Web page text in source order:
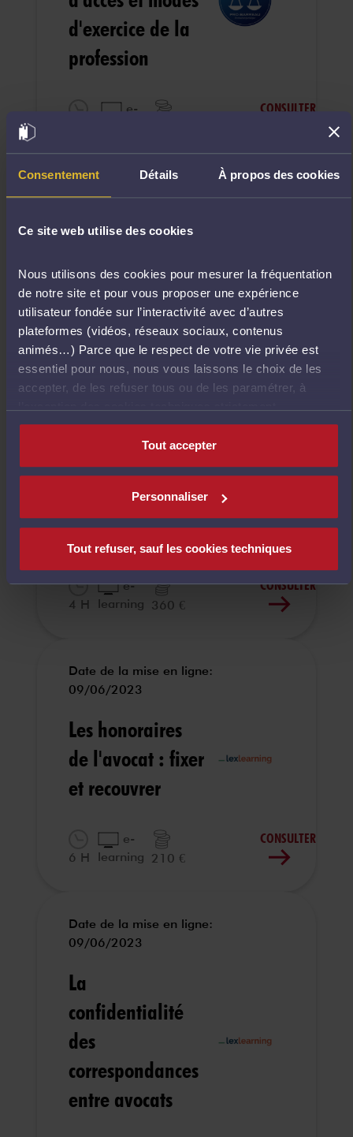
Consentement Détails À propos des cookies
Ce site web utilise des cookies
Nous utilisons des cookies pour mesurer la fréquentation
de notre site et pour vous proposer une expérience
utilisateur fondée sur l’interactivité avec d’autres
plateformes (vidéos, réseaux sociaux, contenus
animés…) Parce que le respect de votre vie privée est
essentiel pour nous, nous vous laissons le choix de les
accepter, de les refuser tous ou de les paramétrer, à
nécessaires au fonctionnement du site.
Tout accepter
Personnaliser
Tout refuser, sauf les cookies techniques
d'exercice de la
profession
e-
CONSULTER
Date de la mise en ligne:
de cabinet
8 H
e-
learning 150 €
CONSULTER
Approche
pratique de la
cybersécurité
4 H
e-
learning 360 €
CONSULTER
Date de la mise en ligne:
09/06/2023
Les honoraires
de l'avocat : fixer
et recouvrer
6 H
e-
learning 210 €
CONSULTER
Date de la mise en ligne:
09/06/2023
La
confidentialité
des
correspondances
entre avocats